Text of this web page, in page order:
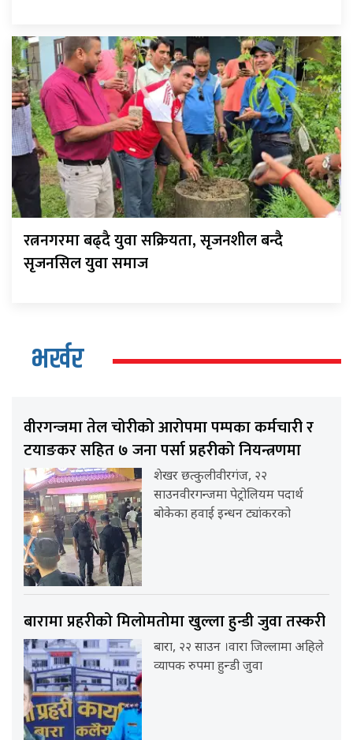
रत्ननगरमा बढ्दै युवा सक्रियता, सृजनशील बन्दै
सृजनसिल युवा समाज
भर्खर
वीरगन्जमा तेल चोरीको आरोपमा पम्पका कर्मचारी र
टयाङकर सहित ७ जना पर्सा प्रहरीको नियन्त्रणमा
शेखर छत्कुलीवीरगंज, २२
साउनवीरगन्जमा पेट्रोलियम पदार्थ
बोकेका हवाई इन्धन ट्यांकरको
बारामा प्रहरीको मिलोमतोमा खुल्ला हुन्डी जुवा तस्करी
बारा, २२ साउन ।वारा जिल्लामा अहिले
व्यापक रुपमा हुन्डी जुवा